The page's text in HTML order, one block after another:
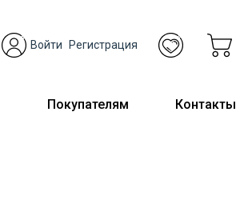
Войти Регистрация
Покупателям Контакты